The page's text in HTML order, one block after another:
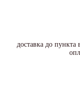
доставка до